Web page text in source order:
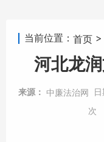
当前位置： 首页 >
河北龙
来源： 中廉法治网 日
次